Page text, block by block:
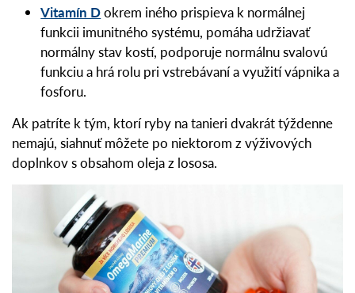
Vitamín Dokrem iného prispieva k normálnej
funkcii imunitného systému, pomáha udržiavať
normálny stav kostí, podporuje normálnu svalovú
funkciu a hrá rolu pri vstrebávaní a využití vápnika a
fosforu.
Ak patríte k tým, ktorí ryby na tanieri dvakrát týždenne
nemajú, siahnuť môžete po niektorom z výživových
doplnkov s obsahom oleja z lososa.